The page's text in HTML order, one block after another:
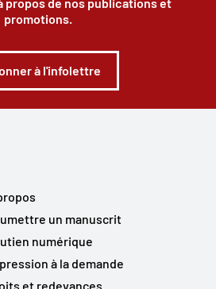
promotions.
à l'infolettre
un manuscrit
numérique
à la demande
et redevances